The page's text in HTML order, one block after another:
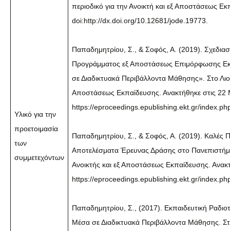
Υλικό για την
προετοιμασία
των
συμμετεχόντων
περιοδικό για την Ανοικτή και εξ Αποστάσεως
doi:http://dx.doi.org/10.12681/jode.19773.
Παπαδημητρίου, Σ., & Σοφός, Α. (2019).
Προγράμματος εξ Αποστάσεως Επιμόρφωσης
σε Διαδικτυακά Περιβάλλοντα Μάθησης». Στο
Αποστάσεως Εκπαίδευσης. Ανακτήθηκε στις
https://eproceedings.epublishing.ekt.gr/
Παπαδημητρίου, Σ., & Σοφός, Α. (2019). Καλές
Αποτελέσματα Έρευνας Δράσης στο
Ανοικτής και εξ Αποστάσεως Εκπαίδευσης.
https://eproceedings.epublishing.ekt.gr/
Παπαδημητρίου, Σ., (2017). Εκπαιδευτική
Μέσα σε Διαδικτυακά Περιβάλλοντα Μάθησης.